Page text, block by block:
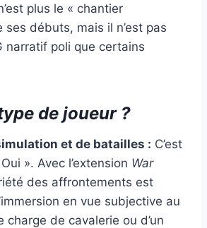
plus le « chantier
ses débuts, mais il n’est pas
narratif poli que certains
de joueur ?
et de batailles : C’est
». Avec l’extension War
des affrontements est
en vue subjective au
charge de cavalerie ou d’un